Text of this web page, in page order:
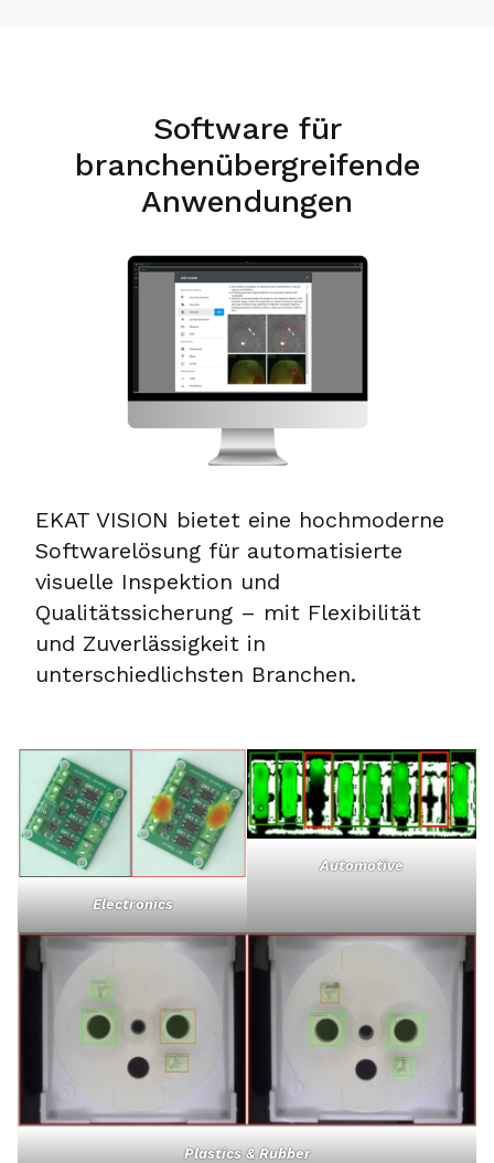
Software für
branchenübergreifende
Anwendungen
EKAT VISION bietet eine hochmoderne
Softwarelösung für automatisierte
visuelle Inspektion und
Qualitätssicherung – mit Flexibilität
und Zuverlässigkeit in
unterschiedlichsten Branchen.
Electronics
Automotive
Plastics & Rubber